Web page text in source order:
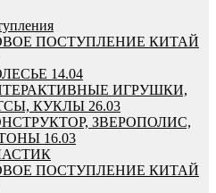
ПОСТУПЛЕНИЕ КИТАЙ
14.04
ИГРУШКИ,
КУКЛЫ 26.03
ЗВЕРОПОЛИС,
16.03
ПОСТУПЛЕНИЕ КИТАЙ